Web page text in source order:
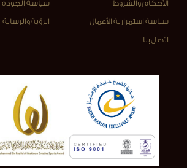
الأحكام والشروط سياسة الجودة
سياسة استمرارية الأعمال الرؤية والرسالة
اتصل بنا